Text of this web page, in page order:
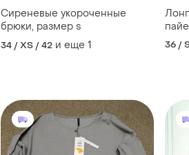
Сиреневые укороченные
брюки, размер s
34 / XS / 42 и еще 1 36 /